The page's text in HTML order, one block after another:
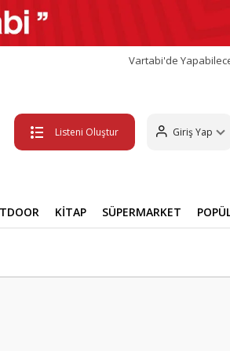
Vartabi'de
Listeni Oluştur Giriş Yap
KİTAP SÜPERMARKET